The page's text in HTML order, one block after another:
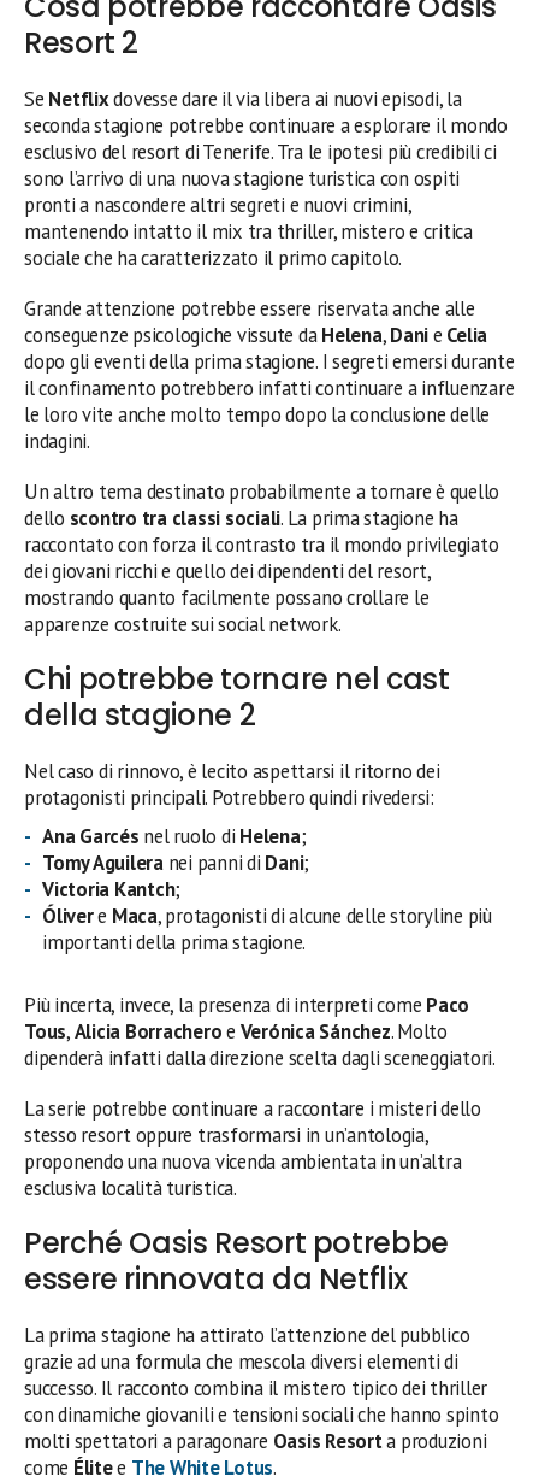
Resort 2
Se Netflixdovesse dare il via libera ai nuovi episodi, la
seconda stagione potrebbe continuare a esplorare il mondo
esclusivo del resort di Tenerife. Tra le ipotesi più credibili ci
sono l’arrivo di una nuova stagione turistica con ospiti
pronti a nascondere altri segreti e nuovi crimini,
mantenendo intatto il mix tra thriller, mistero e critica
sociale che ha caratterizzato il primo capitolo.
Grande attenzione potrebbe essere riservata anche alle
conseguenze psicologiche vissute daHelena,Danie Celia
dopo gli eventi della prima stagione. I segreti emersi durante
il confinamento potrebbero infatti continuare a influenzare
le loro vite anche molto tempo dopo la conclusione delle
indagini.
Un altro tema destinato probabilmente a tornare è quello
dello scontro tra classi sociali. La prima stagione ha
raccontato con forza il contrasto tra il mondo privilegiato
dei giovani ricchi e quello dei dipendenti del resort,
mostrando quanto facilmente possano crollare le
apparenze costruite sui social network.
Chi potrebbe tornare nel cast
della stagione 2
Nel caso di rinnovo, è lecito aspettarsi il ritorno dei
protagonisti principali. Potrebbero quindi rivedersi:
Ana Garcés nel ruolo di Helena;
Tomy Aguileranei panni di Dani;
Victoria Kantch;
Ólivere Maca, protagonisti di alcune delle storyline più
importanti della prima stagione.
Più incerta, invece, la presenza di interpreti come Paco
Tous,Alicia Borracheroe Verónica Sánchez. Molto
dipenderà infatti dalla direzione scelta dagli sceneggiatori.
La serie potrebbe continuare a raccontare i misteri dello
stesso resort oppure trasformarsi in un’antologia,
proponendo una nuova vicenda ambientata in un’altra
esclusiva località turistica.
Perché Oasis Resort potrebbe
essere rinnovata da Netflix
La prima stagione ha attirato l’attenzione del pubblico
grazie ad una formula che mescola diversi elementi di
successo. Il racconto combina il mistero tipico dei thriller
con dinamiche giovanili e tensioni sociali che hanno spinto
molti spettatori a paragonare Oasis Resorta produzioni
come Élitee The White Lotus.